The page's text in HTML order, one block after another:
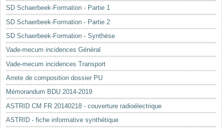
SD Schaerbeek-Formation - Partie 1
SD Schaerbeek-Formation - Partie 2
SD Schaerbeek-Formation - Synthèse
Vade-mecum incidences Général
Vade-mecum incidences Transport
Arrete de composition dossier PU
Mémorandum BDU 2014-2019
ASTRID CM FR 20140218 - couverture radioélectrique
ASTRID - fiche informative synthétique